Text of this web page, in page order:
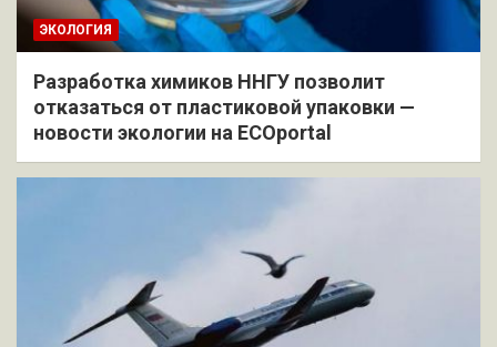
ЭКОЛОГИЯ
Разработка химиков ННГУ позволит
отказаться от пластиковой упаковки —
новости экологии на ECOportal